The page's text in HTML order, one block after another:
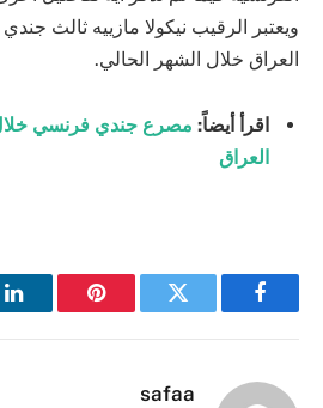
ويعتبر الرقيب نيكولا مازييه ثالث
العراق خلال الشهر الحالي.
اقرأ أيضاً: مصرع جندي فرنسي
العراق
فيسبوك تويتر بينتيريست
safaa